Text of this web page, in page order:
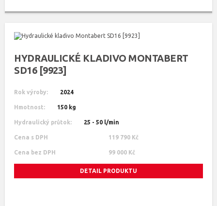
HYDRAULICKÉ KLADIVO MONTABERT
SD16 [9923]
Rok výroby: 2024
Hmotnost: 150 kg
Hydraulický průtok: 25 - 50 l/min
Cena s DPH 119 790 Kč
Cena bez DPH 99 000 Kč
DETAIL PRODUKTU